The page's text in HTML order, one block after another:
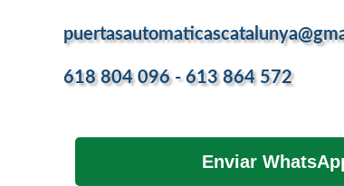
618 804 096 - 613 864 572
Enviar